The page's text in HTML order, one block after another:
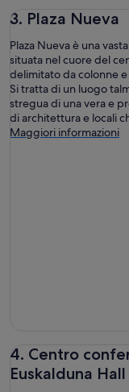
3. Plaza Nueva
Plaza Nueva è una
situata nel cuore del
delimitato da colonne
Si tratta di un luogo
stregua di una vera e
di architettura e locali
Maggiori informazioni
4. Centro
Euskalduna Hall